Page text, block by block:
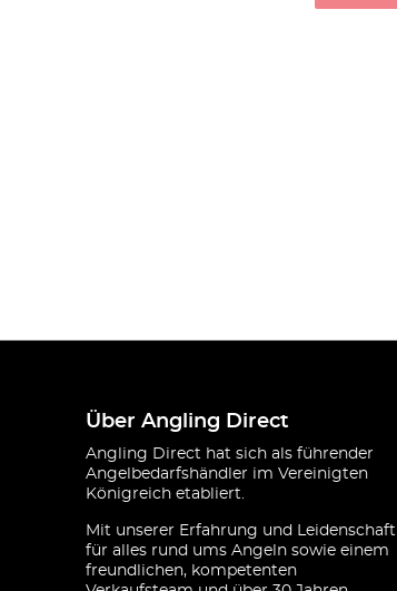
Über Angling Direct
Angling Direct hat sich als führender
Angelbedarfshändler im Vereinigten
Königreich etabliert.
Mit unserer Erfahrung und Leidenschaft
für alles rund ums Angeln sowie einem
freundlichen, kompetenten